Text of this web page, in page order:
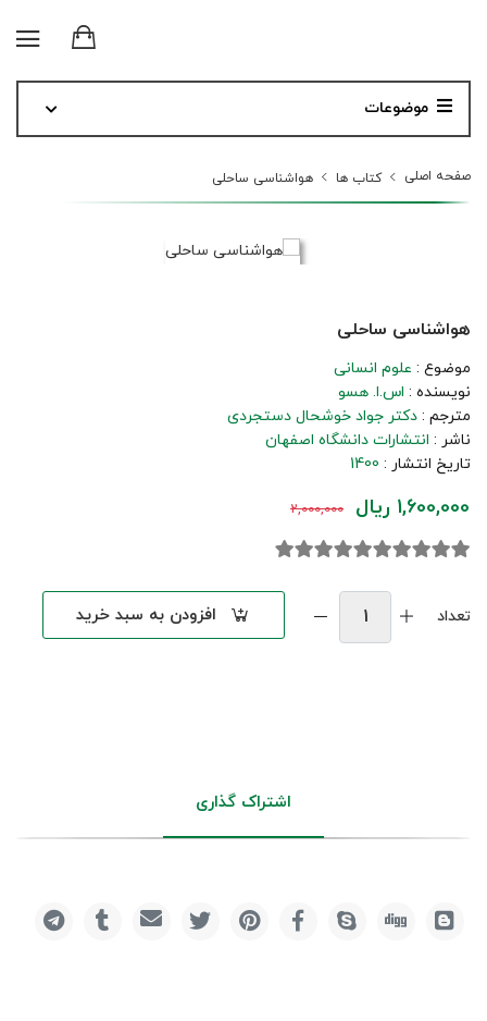
موضوعات
صفحه اصلی کتاب ها هواشناسی ساحلی
هواشناسی ساحلی
موضوع : علوم انسانی
نویسنده : اس.ا. هسو
مترجم : دکتر جواد خوشحال دستجردی
ناشر : انتشارات دانشگاه اصفهان
تاریخ انتشار : 1400
1,600,000 ریال 2,000,000
تعداد افزودن به سبد خرید
اشتراک گذاری